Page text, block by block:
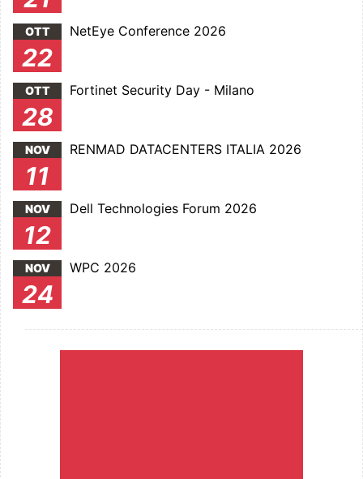
OTT
22
NetEye Conference 2026
OTT
28
Fortinet Security Day - Milano
NOV
11
RENMAD DATACENTERS ITALIA 2026
NOV
12
Dell Technologies Forum 2026
NOV
24
WPC 2026